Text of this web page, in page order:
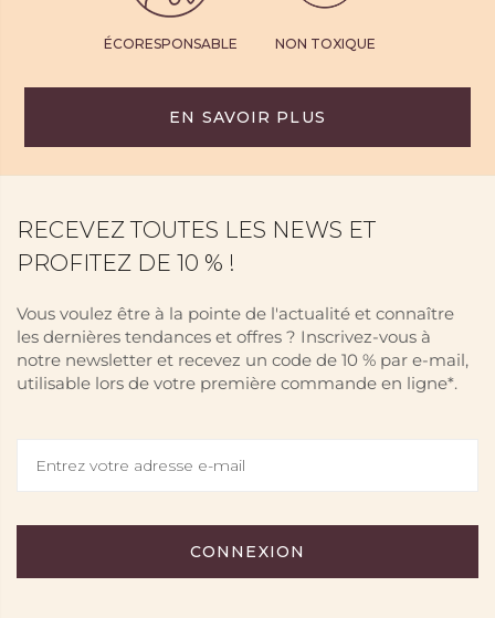
ÉCORESPONSABLE NON TOXIQUE
EN SAVOIR PLUS
RECEVEZ TOUTES LES NEWS ET
PROFITEZ DE 10 % !
Vous voulez être à la pointe de l'actualité et connaître
les dernières tendances et offres ? Inscrivez-vous à
notre newsletter et recevez un code de 10 % par e-mail,
utilisable lors de votre première commande en ligne*.